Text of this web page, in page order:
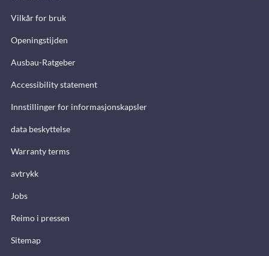
Vilkår for bruk
Openingstijden
Ausbau-Ratgeber
Accessibility statement
Innstillinger for informasjonskapsler
data beskyttelse
Warranty terms
avtrykk
Jobs
Reimo i pressen
Sitemap